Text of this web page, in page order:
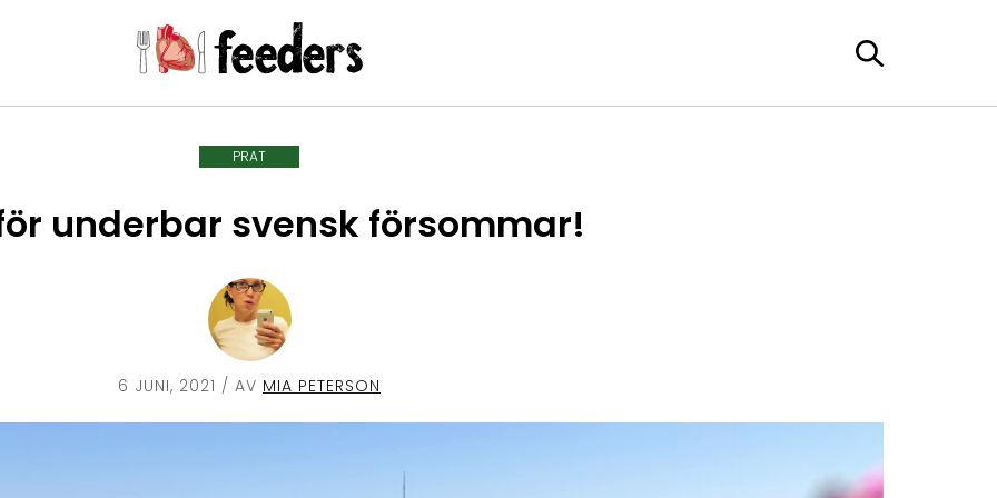
PRAT
underbar svensk försommar!
6 JUNI, 2021 / AV MIA PETERSON